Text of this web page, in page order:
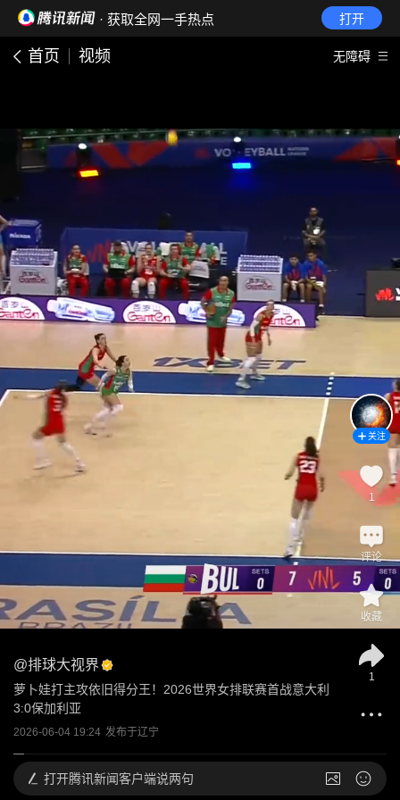
· 获取全网一手热点 打开
首页 视频 无障碍
@排球大视界
萝卜娃打主攻依旧得分王！2026世界女排联赛首战意大利
3:0保加利亚
2026-06-04 19:24 发布于辽宁
关注
1
评论
收藏
1
打开腾讯新闻客户端说两句